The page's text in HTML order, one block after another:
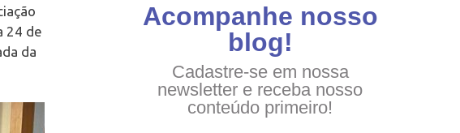
24 de
da
Acompanhe nosso
blog!
Cadastre-se em nossa
newsletter e receba nosso
conteúdo primeiro!